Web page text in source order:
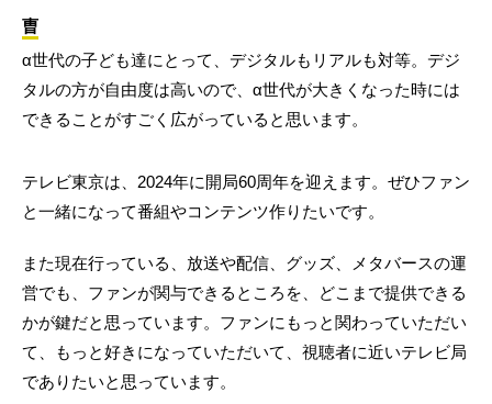
曺
α世代の子ども達にとって、デジタルもリアルも対等。デジ
タルの方が自由度は高いので、α世代が大きくなった時には
できることがすごく広がっていると思います。
テレビ東京は、2024年に開局60周年を迎えます。ぜひファン
と一緒になって番組やコンテンツ作りたいです。
また現在行っている、放送や配信、グッズ、メタバースの運
営でも、ファンが関与できるところを、どこまで提供できる
かが鍵だと思っています。ファンにもっと関わっていただい
て、もっと好きになっていただいて、視聴者に近いテレビ局
でありたいと思っています。